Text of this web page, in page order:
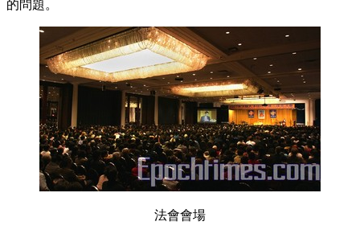
的問題。
法會會場